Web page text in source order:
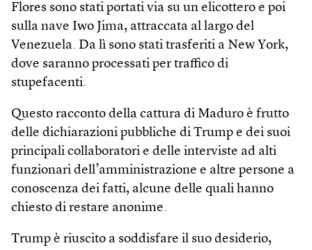
Flores sono stati portati via su un elicottero e poi
sulla nave Iwo Jima, attraccata al largo del
Venezuela. Da lì sono stati trasferiti a New York,
dove saranno processati per traffico di
stupefacenti.
Questo racconto della cattura di Maduro è frutto
delle dichiarazioni pubbliche di Trump e dei suoi
principali collaboratori e delle interviste ad alti
funzionari dell’amministrazione e altre persone a
conoscenza dei fatti, alcune delle quali hanno
chiesto di restare anonime.
Trump è riuscito a soddisfare il suo desiderio,